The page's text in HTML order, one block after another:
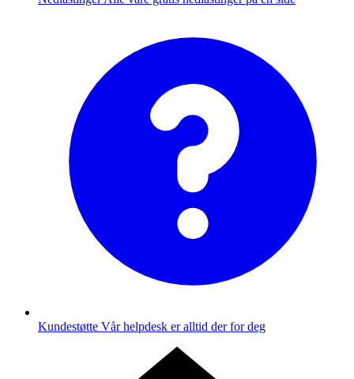
Kundestøtte Vår helpdesk er alltid der for deg